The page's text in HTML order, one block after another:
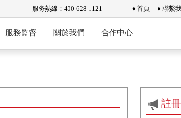
服务熱線：400-628-1121 ♦ 首頁 ♦ 聯繫
服務監督 關於我們 合作中心
註